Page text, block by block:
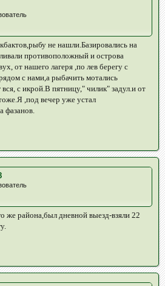
не нашли.Базировались на
противоположный и острова
от нашего лагеря ,по лев берегу с
с нами,а рыбачить мотались
с икрой.В пятницу," чилик" задул.и от
,под вечер уже устал
фазанов.
же района,был дневной выезд-взяли 22